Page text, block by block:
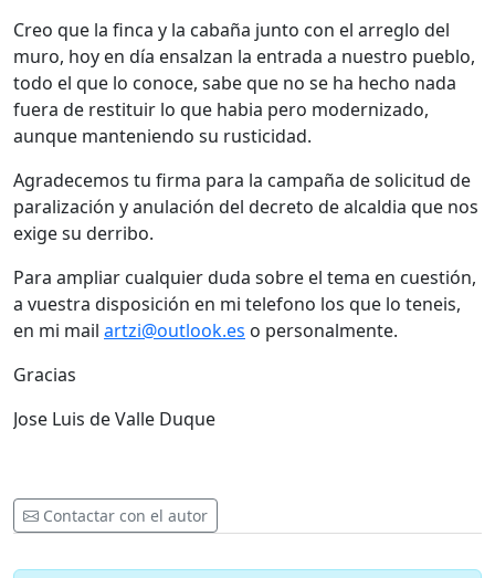
Creo que la finca y la cabaña junto con el arreglo del
muro, hoy en día ensalzan la entrada a nuestro pueblo,
todo el que lo conoce, sabe que no se ha hecho nada
fuera de restituir lo que habia pero modernizado,
aunque manteniendo su rusticidad.
Agradecemos tu firma para la campaña de solicitud de
paralización y anulación del decreto de alcaldia que nos
exige su derribo.
Para ampliar cualquier duda sobre el tema en cuestión,
a vuestra disposición en mi telefono los que lo teneis,
en mi mail artzi@outlook.es o personalmente.
Gracias
Jose Luis de Valle Duque
Contactar con el autor